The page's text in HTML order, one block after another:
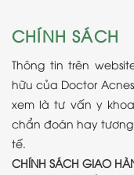
CHÍNH SÁCH
Thông tin trên
hữu của Doctor
xem là tư vấn y
chẩn đoán hay
tế.
CHÍNH SÁCH GIAO